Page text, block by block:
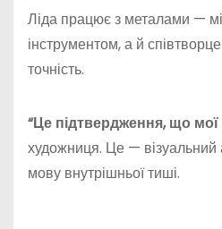
Ліда працює з металами —
інструментом, а й
точність.
“Це підтвердження, що мої
художниця. Це — візуальний
мову внутрішньої тиші.